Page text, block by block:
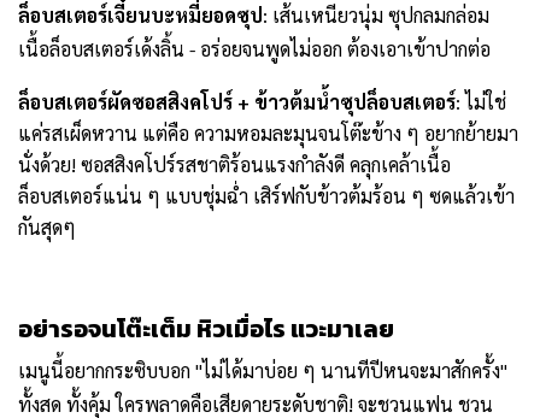
ล็อบสเตอร์เจี๋ยนบะหมี่ยอดซุป: เส้นเหนียวนุ่ม ซุปกลมกล่อม
เนื้อล็อบสเตอร์เด้งลิ้น - อร่อยจนพูดไม่ออก ต้องเอาเข้าปากต่อ
ล็อบสเตอร์ผัดซอสสิงคโปร์ + ข้าวต้มน้ำซุปล็อบสเตอร์: ไม่ใช่
แค่รสเผ็ดหวาน แต่คือ ความหอมละมุนจนโต๊ะข้าง ๆ อยากย้ายมา
นั่งด้วย! ซอสสิงคโปร์รสชาติร้อนแรงกำลังดี คลุกเคล้าเนื้อ
ล็อบสเตอร์แน่น ๆ แบบชุ่มฉ่ำ เสิร์ฟกับข้าวต้มร้อน ๆ ซดแล้วเข้า
กันสุดๆ
อย่ารอจนโต๊ะเต็ม หิวเมื่อไร แวะมาเลย
เมนูนี้อยากกระซิบบอก "ไม่ได้มาบ่อย ๆ นานทีปีหนจะมาสักครั้ง"
ทั้งสด ทั้งคุ้ม ใครพลาดคือเสียดายระดับชาติ! จะชวนแฟน ชวน